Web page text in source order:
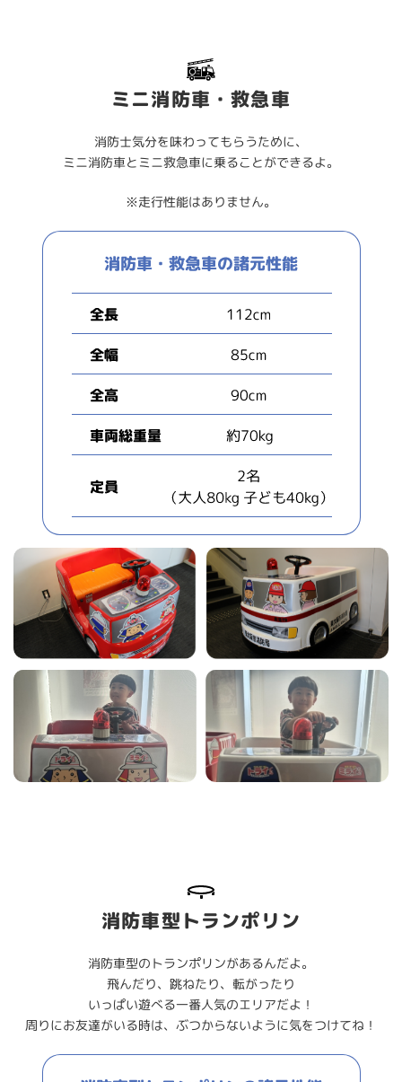
ミニ消防車・救急車
消防士気分を味わってもらうために、
ミニ消防車とミニ救急車に乗ることができるよ。
※走行性能はありません。
消防車型トランポリン
消防車型のトランポリンがあるんだよ。
飛んだり、跳ねたり、転がったり
いっぱい遊べる一番人気のエリアだよ！
周りにお友達がいる時は、ぶつからないように気をつけてね！